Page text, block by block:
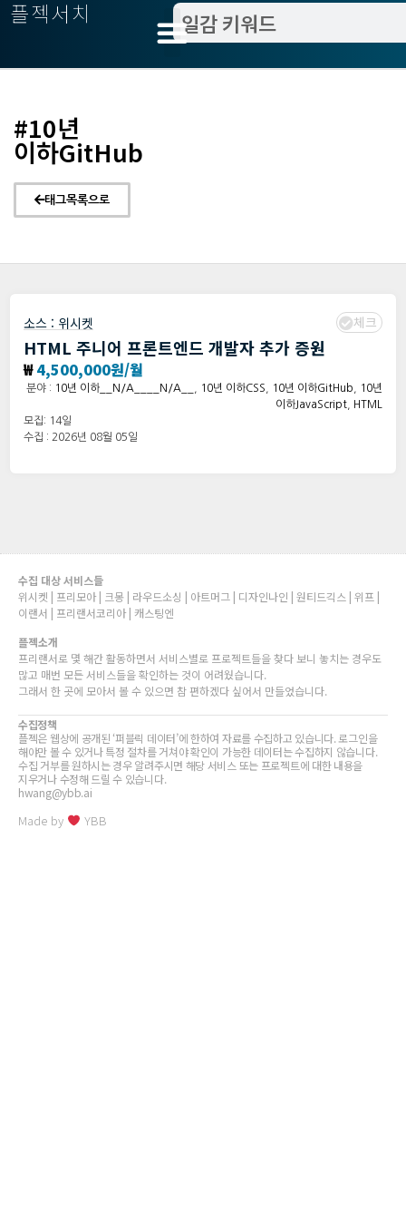
플젝서치
#10년
이하GitHub
태그목록으로
소스 : 위시켓 체크
HTML 주니어 프론트엔드 개발자 추가 증원
₩4,500,000원/월
분야 : 10년 이하__N/A____N/A__ 10년 이하CSS 10년 이하GitHub
10년
이하JavaScript
HTML
모집: 14일
수집 : 2026년 08월 05일
수집 대상 서비스들
위시켓 | 프리모아 | 크몽 | 라우드소싱 | 아트머그 | 디자인나인 | 원티드긱스 | 위프 |
이랜서 | 프리랜서코리아 | 캐스팅엔
플젝소개
프리랜서로 몇 해간 활동하면서 서비스별로 프로젝트들을 찾다 보니 놓치는 경우도
많고 매번 모든 서비스들을 확인하는 것이 어려웠습니다.
그래서 한 곳에 모아서 볼 수 있으면 참 편하겠다 싶어서 만들었습니다.
수집정책
플젝은 웹상에 공개된 ‘퍼블릭 데이터’에 한하여 자료를 수집하고 있습니다. 로그인을
해야만 볼 수 있거나 특정 절차를 거쳐야 확인이 가능한 데이터는 수집하지 않습니다.
수집 거부를 원하시는 경우 알려주시면 해당 서비스 또는 프로젝트에 대한 내용을
지우거나 수정해 드릴 수 있습니다.
hwang@ybb.ai
Made by YBB